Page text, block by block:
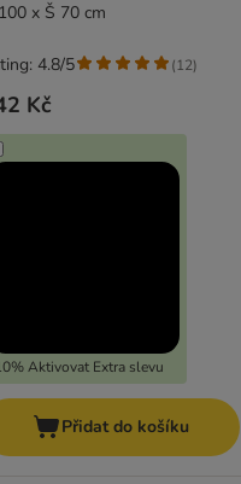
x Š 70 cm
Kč
Aktivovat Extra slevu
4.8/5 (12)
Přidat do košíku